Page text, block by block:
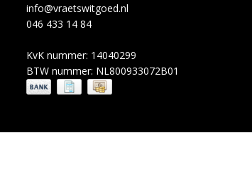
info@vraetswitgoed.nl
046 433 14 84
KvK nummer: 14040299
BTW nummer: NL800933072B01